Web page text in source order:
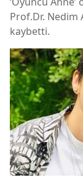
Prof.Dr. Nedim
kaybetti.